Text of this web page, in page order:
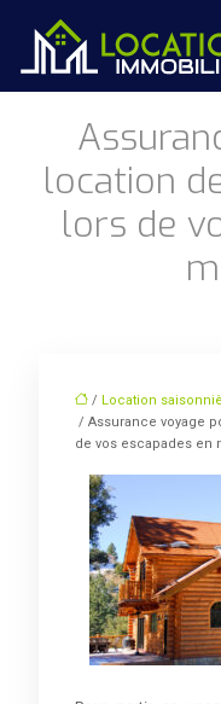
location
lors de
/ Location
/ Assurance voyage
de vos escapades en